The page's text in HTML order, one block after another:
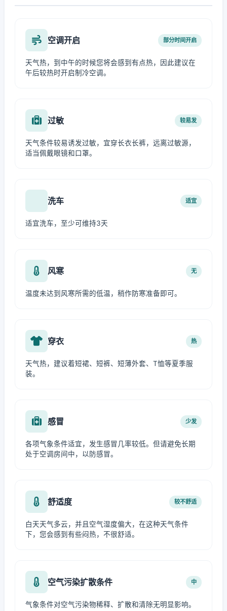
空调开启 部分时间开启
天气热，到中午的时候您将会感到有点热，因此建议在
午后较热时开启制冷空调。
过敏 较易发
天气条件较易诱发过敏，宜穿长衣长裤，远离过敏源，
适当佩戴眼镜和口罩。
洗车 适宜
适宜洗车，至少可维持3天
风寒 无
温度未达到风寒所需的低温，稍作防寒准备即可。
穿衣 热
天气热，建议着短裙、短裤、短薄外套、T恤等夏季服
装。
感冒 少发
各项气象条件适宜，发生感冒几率较低。但请避免长期
处于空调房间中，以防感冒。
舒适度 较不舒适
白天天气多云，并且空气湿度偏大，在这种天气条件
下，您会感到有些闷热，不很舒适。
空气污染扩散条件 中
气象条件对空气污染物稀释、扩散和清除无明显影响。